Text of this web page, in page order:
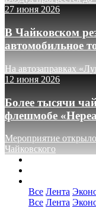
27 июня 2026
В Чайковском
автомобильное
На автозаправках
12 июня 2026
Более тысячи
флешмобе
Мероприятие
Чайковского
Все Лента
Все Лента